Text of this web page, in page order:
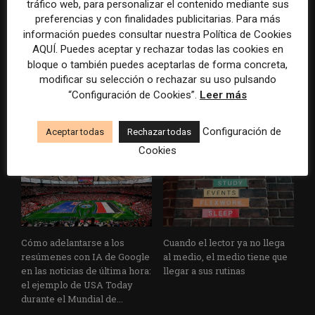
Los medios tienen audiencia,
pero no siempre comunidad:
cómo activar a los lectores
que siguen las noticias en
El buzón como nueva
portada: la estrategia de los
medios para conquistar
ciudad a ciudad
Cómo adelantarse a los
resúmenes con IA de Google
en las noticias de última hora:
el ejemplo de USA Today
durante el Mundial de...
Cuando el lector ya no llega
al medio, el medio tiene que
llegar a sus rutinas
tráfico web, para personalizar el contenido mediante sus
preferencias y con finalidades publicitarias. Para más
información puedes consultar nuestra Política de Cookies
AQUÍ. Puedes aceptar y rechazar todas las cookies en
bloque o también puedes aceptarlas de forma concreta,
modificar su selección o rechazar su uso pulsando
“Configuración de Cookies”. Leer más
Aceptar todas Rechazar todas
Configuración de
Cookies